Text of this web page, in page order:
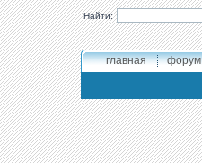
Найти:
главная форум